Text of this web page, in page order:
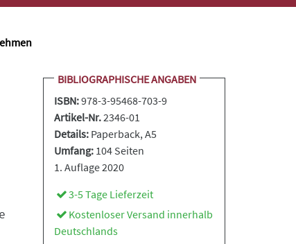
BIBLIOGRAPHISCHE ANGABEN
ISBN:978-3-95468-703-9
Artikel-Nr.2346-01
Details: Paperback, A5
Umfang: 104 Seiten
1. Auflage 2020
3-5 Tage Lieferzeit
Kostenloser Versand innerhalb
Deutschlands